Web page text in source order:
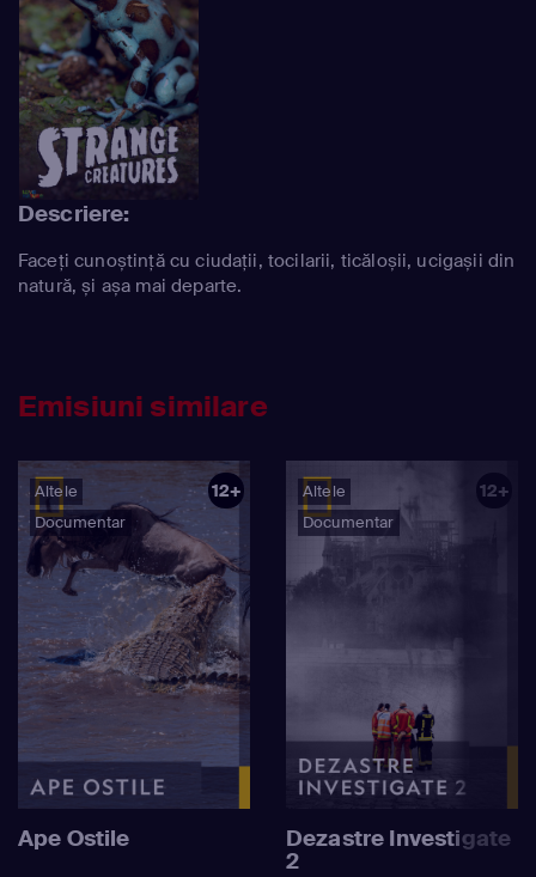
Descriere:
Faceți cunoștință cu ciudații, tocilarii, ticăloșii, ucigașii din
natură, și așa mai departe.
Emisiuni similare
Altele
Documentar
12+
Ape Ostile
Altele
Documentar
12+
Dezastre Investigate
2